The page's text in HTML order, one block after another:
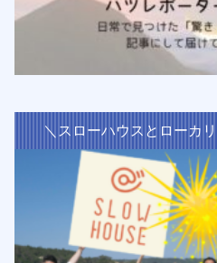
＼スローハウスとローカ